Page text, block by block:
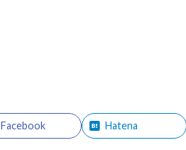
Facebook Hatena